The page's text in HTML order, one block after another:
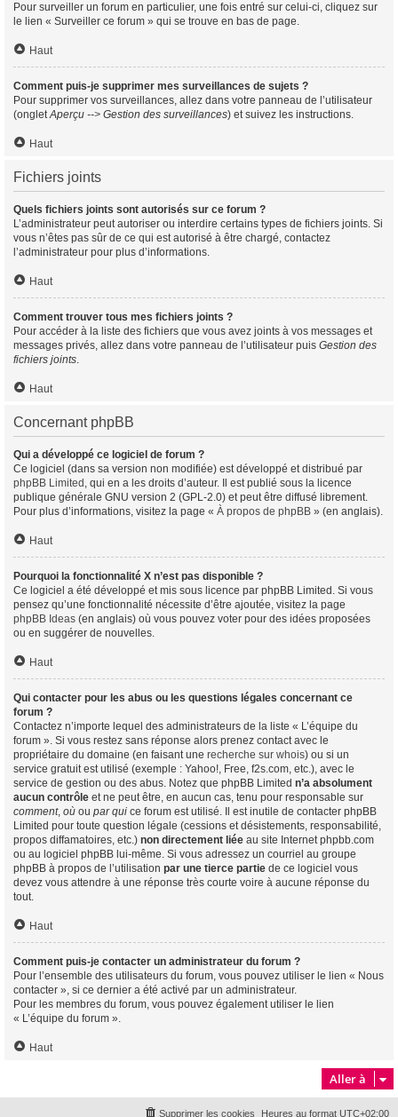
Pour surveiller un forum en particulier, une fois entré sur celui-ci, cliquez sur
le lien « Surveiller ce forum » qui se trouve en bas de page.
Haut
Comment puis-je supprimer mes surveillances de sujets ?
Pour supprimer vos surveillances, allez dans votre panneau de l’utilisateur
(ongletAperçu --> Gestion des surveillances) et suivez les instructions.
Haut
Fichiers joints
Quels fichiers joints sont autorisés sur ce forum ?
L’administrateur peut autoriser ou interdire certains types de fichiers joints. Si
vous n’êtes pas sûr de ce qui est autorisé à être chargé, contactez
l’administrateur pour plus d’informations.
Haut
Comment trouver tous mes fichiers joints ?
Pour accéder à la liste des fichiers que vous avez joints à vos messages et
messages privés, allez dans votre panneau de l’utilisateur puis Gestion des
fichiers joints.
Haut
Concernant phpBB
Qui a développé ce logiciel de forum ?
Ce logiciel (dans sa version non modifiée) est développé et distribué par
phpBB Limited , qui en a les droits d’auteur. Il est publié sous la licence
publique générale GNU version 2 (GPL-2.0) et peut être diffusé librement.
Pour plus d’informations, visitez la page « À propos de phpBB » (en anglais).
Haut
Pourquoi la fonctionnalité X n’est pas disponible ?
Ce logiciel a été développé et mis sous licence par phpBB Limited. Si vous
pensez qu’une fonctionnalité nécessite d’être ajoutée, visitez la page
phpBB Ideas (en anglais) où vous pouvez voter pour des idées proposées
ou en suggérer de nouvelles.
Haut
Qui contacter pour les abus ou les questions légales concernant ce
forum ?
Contactez n’importe lequel des administrateurs de la liste « L’équipe du
forum ». Si vous restez sans réponse alors prenez contact avec le
propriétaire du domaine (en faisant une recherche sur whois) ou si un
service gratuit est utilisé (exemple : Yahoo!, Free, f2s.com, etc.), avec le
service de gestion ou des abus. Notez que phpBB Limited n’a absolument
aucun contrôle et ne peut être, en aucun cas, tenu pour responsable sur
comment, où ou par qui ce forum est utilisé. Il est inutile de contacter phpBB
Limited pour toute question légale (cessions et désistements, responsabilité,
propos diffamatoires, etc.) non directement liée au site Internet phpbb.com
ou au logiciel phpBB lui-même. Si vous adressez un courriel au groupe
phpBB à propos de l’utilisation par une tierce partie de ce logiciel vous
devez vous attendre à une réponse très courte voire à aucune réponse du
tout.
Haut
Comment puis-je contacter un administrateur du forum ?
Pour l’ensemble des utilisateurs du forum, vous pouvez utiliser le lien « Nous
contacter », si ce dernier a été activé par un administrateur.
Pour les membres du forum, vous pouvez également utiliser le lien
« L’équipe du forum ».
Haut
Aller à
Heures au format UTC+02:00
Supprimer les cookies